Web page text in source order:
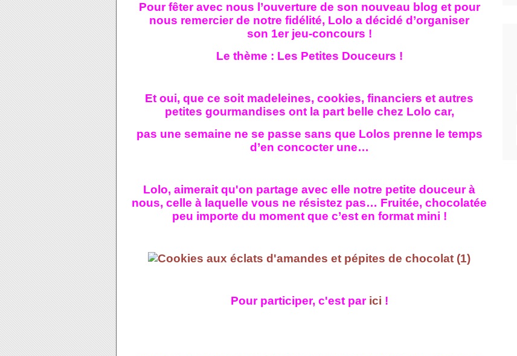
Pour fêter avec nous l’ouverture de son nouveau blog et pour
nous remercier de notre fidélité, Lolo a décidé d’organiser
son 1er jeu-concours !
Le thème : Les Petites Douceurs !
Et oui, que ce soit madeleines, cookies, financiers et autres
petites gourmandises ont la part belle chez Lolo car,
pas une semaine ne se passe sans que Lolos prenne le temps
d’en concocter une…
Lolo, aimerait qu'on partage avec elle notre petite douceur à
nous, celle à laquelle vous ne résistez pas… Fruitée, chocolatée
peu importe du moment que c’est en format mini !
Pour participer, c'est par ici !